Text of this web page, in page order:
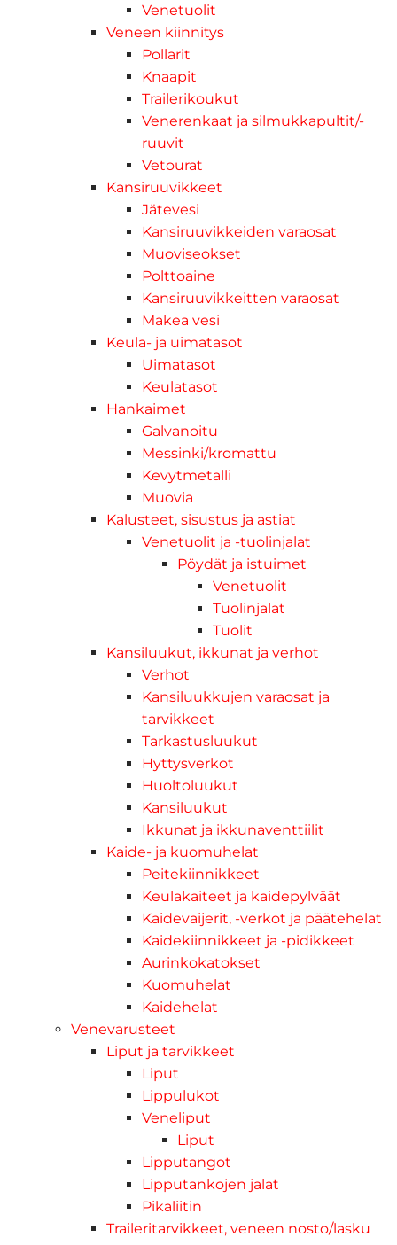
Venetuolit
Veneen kiinnitys
Pollarit
Knaapit
Trailerikoukut
Venerenkaat ja silmukkapultit/-
ruuvit
Vetourat
Kansiruuvikkeet
Jätevesi
Kansiruuvikkeiden varaosat
Muoviseokset
Polttoaine
Kansiruuvikkeitten varaosat
Makea vesi
Keula- ja uimatasot
Uimatasot
Keulatasot
Hankaimet
Galvanoitu
Messinki/kromattu
Kevytmetalli
Muovia
Kalusteet, sisustus ja astiat
Venetuolit ja -tuolinjalat
Pöydät ja istuimet
Venetuolit
Tuolinjalat
Tuolit
Kansiluukut, ikkunat ja verhot
Verhot
Kansiluukkujen varaosat ja
tarvikkeet
Tarkastusluukut
Hyttysverkot
Huoltoluukut
Kansiluukut
Ikkunat ja ikkunaventtiilit
Kaide- ja kuomuhelat
Peitekiinnikkeet
Keulakaiteet ja kaidepylväät
Kaidevaijerit, -verkot ja päätehelat
Kaidekiinnikkeet ja -pidikkeet
Aurinkokatokset
Kuomuhelat
Kaidehelat
Venevarusteet
Liput ja tarvikkeet
Liput
Lippulukot
Veneliput
Liput
Lipputangot
Lipputankojen jalat
Pikaliitin
Traileritarvikkeet, veneen nosto/lasku